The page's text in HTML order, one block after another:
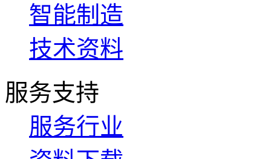
智能制造
技术资料
服务支持
服务行业